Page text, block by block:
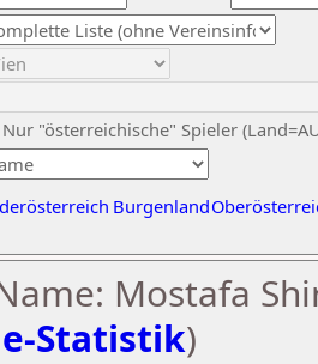
Nur "österreichische" Spieler
Burgenland
Mostafa
Statistik)